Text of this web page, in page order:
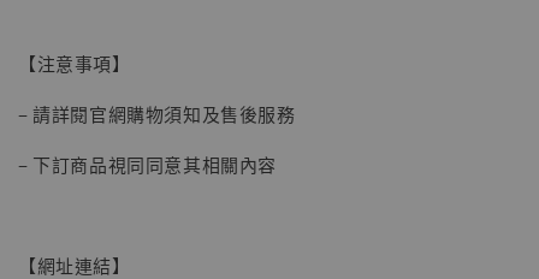
【注意事項】
– 請詳閱官網購物須知及售後服務
– 下訂商品視同同意其相關內容
【網址連結】